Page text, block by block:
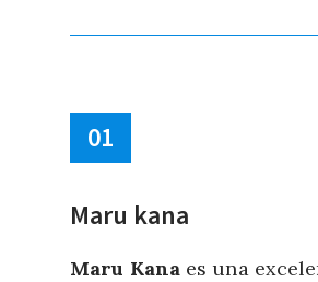
de televisión… no
lo primero que uno
con esa descripción.
01
Maru kana
Maru Kanaes una